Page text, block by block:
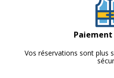
Paiement
Vos réservations sont plus